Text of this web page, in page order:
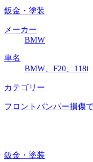
鈑金・塗装
メーカー
BMW
車名
BMW、F20、118i
カテゴリー
フロントバンパー損傷
鈑金・塗装